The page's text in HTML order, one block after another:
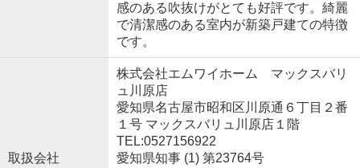
感のある吹抜けがとても好評です。綺麗
で清潔感のある室内が新築戸建ての特徴
です。
取扱会社
株式会社エムワイホーム マックスバリ
ュ川原店
愛知県名古屋市昭和区川原通６丁目２番
１号 マックスバリュ川原店１階
TEL:0527156922
愛知県知事 (1) 第23764号